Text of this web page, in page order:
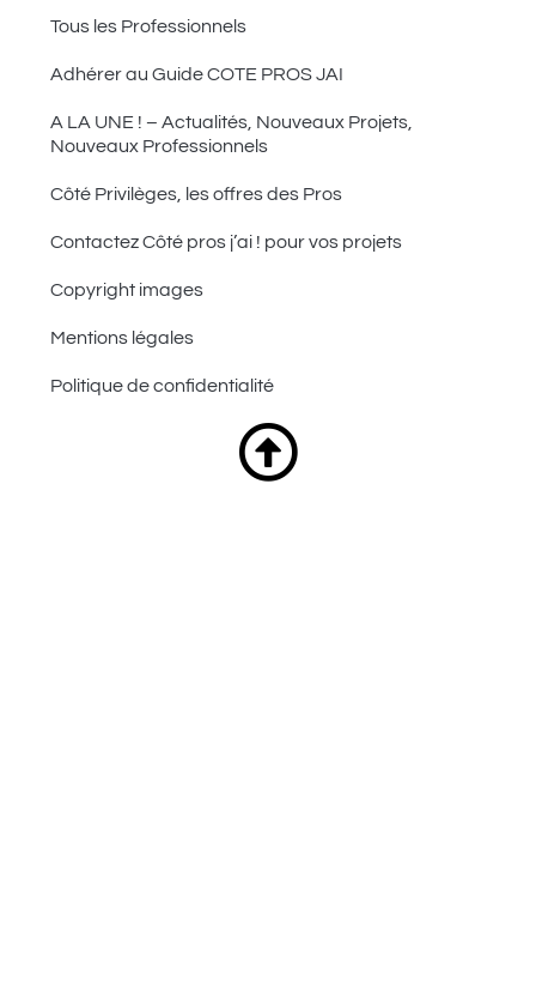
Tous les Professionnels
Adhérer au Guide COTE PROS JAI
A LA UNE ! – Actualités, Nouveaux Projets,
Nouveaux Professionnels
Côté Privilèges, les offres des Pros
Contactez Côté pros j’ai ! pour vos projets
Copyright images
Mentions légales
Politique de confidentialité